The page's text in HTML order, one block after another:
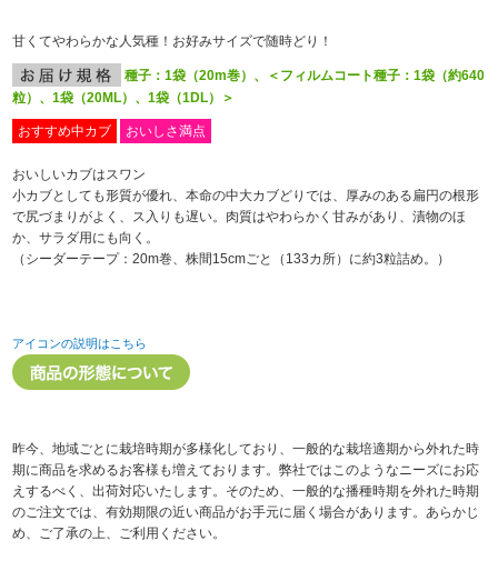
甘くてやわらかな人気種！お好みサイズで随時どり！
種子：1袋（20m巻）、＜フィルムコート種子：1袋（約640
粒）、1袋（20ML）、1袋（1DL）＞
おすすめ中カブ おいしさ満点
おいしいカブはスワン
小カブとしても形質が優れ、本命の中大カブどりでは、厚みのある扁円の根形
で尻づまりがよく、ス入りも遅い。肉質はやわらかく甘みがあり、漬物のほ
か、サラダ用にも向く。
（シーダーテープ：20m巻、株間15cmごと（133カ所）に約3粒詰め。）
アイコンの説明はこちら
昨今、地域ごとに栽培時期が多様化しており、一般的な栽培適期から外れた時
期に商品を求めるお客様も増えております。弊社ではこのようなニーズにお応
えするべく、出荷対応いたします。そのため、一般的な播種時期を外れた時期
のご注文では、有効期限の近い商品がお手元に届く場合があります。あらかじ
め、ご了承の上、ご利用ください。